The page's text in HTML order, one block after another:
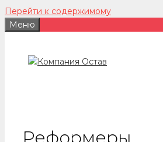
Перейти к содержимому
Меню
Реформеры